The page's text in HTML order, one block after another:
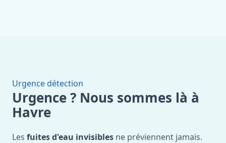
Urgence détection
Urgence ? Nous sommes là à
Havre
Les fuites d'eau invisibles ne préviennent jamais.